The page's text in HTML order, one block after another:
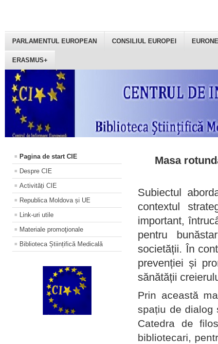
PARLAMENTUL EUROPEAN CONSILIUL EUROPEI
ERASMUS+
Pagina de start CIE
Despre CIE
Activități CIE
Republica Moldova și UE
Link-uri utile
Materiale promoţionale
Biblioteca Științifică Medicală
Masa
Subiectul
contextul
important,
pentru
societății. În
prevenției și
sănătății
Prin această
spațiu de dialog
Catedra de
bibliotecari,